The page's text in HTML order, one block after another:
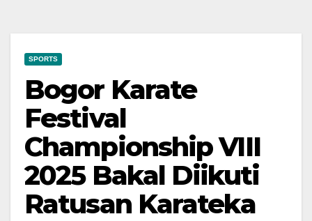
SPORTS
Bogor Karate
Festival
Championship VIII
2025 Bakal Diikuti
Ratusan Karateka